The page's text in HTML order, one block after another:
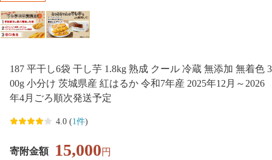
187 平干し6袋 干し芋 1.8kg 熟成 クール 冷蔵 無添加 無着色 3
00g 小分け 茨城県産 紅はるか 令和7年産 2025年12月～2026
年4月ごろ順次発送予定
4.0 (1件)
寄附金額 15,000円